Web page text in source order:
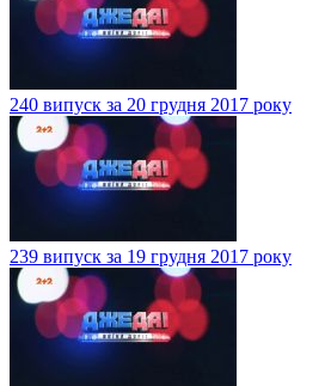
240 випуск за 20 грудня 2017 року
239 випуск за 19 грудня 2017 року